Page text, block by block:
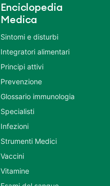
Enciclopedia
Medica
Sintomi e disturbi
Integratori alimentari
Principi attivi
Prevenzione
Glossario immunologia
Specialisti
Infezioni
Strumenti Medici
Vaccini
Vitamine